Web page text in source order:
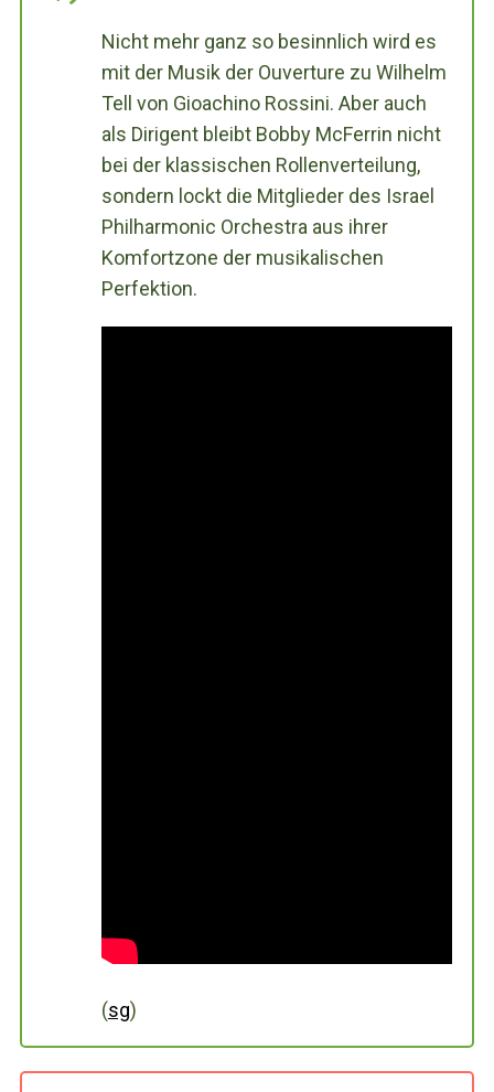
Nicht mehr ganz so besinnlich wird es
mit der Musik der Ouverture zu Wilhelm
Tell von Gioachino Rossini. Aber auch
als Dirigent bleibt Bobby McFerrin nicht
bei der klassischen Rollenverteilung,
sondern lockt die Mitglieder des Israel
Philharmonic Orchestra aus ihrer
Komfortzone der musikalischen
Perfektion.
(sg)